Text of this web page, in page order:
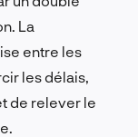
La
entre les
les délais,
de relever le